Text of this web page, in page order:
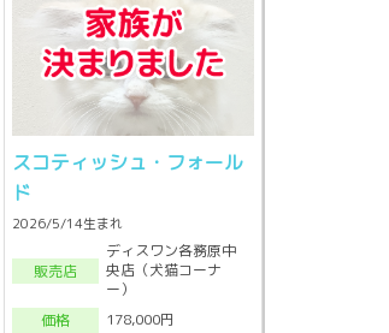
スコティッシュ・フォール
ド
2026/5/14生まれ
販売店
ディスワン各務原中
央店（犬猫コーナ
ー）
価格
178,000円